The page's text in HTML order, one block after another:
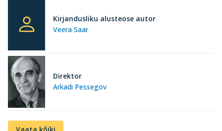
Veera Saar
Kirjandusliku alusteose autor
Arkadi Pessegov
Direktor